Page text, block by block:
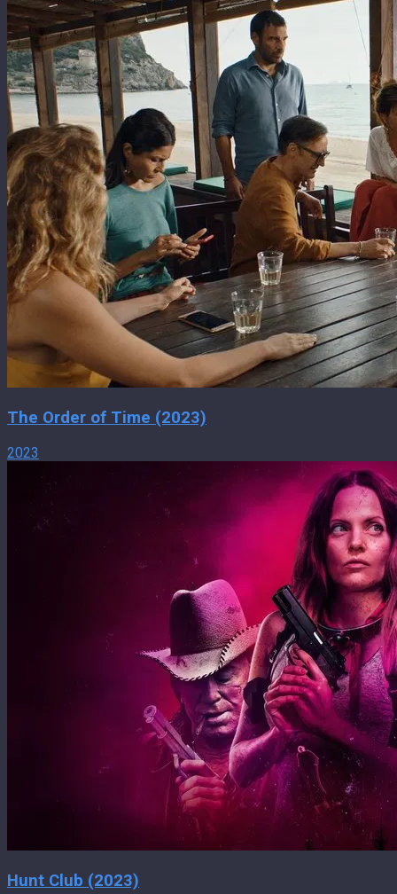
The Order of Time (2023)
2023
Hunt Club (2023)